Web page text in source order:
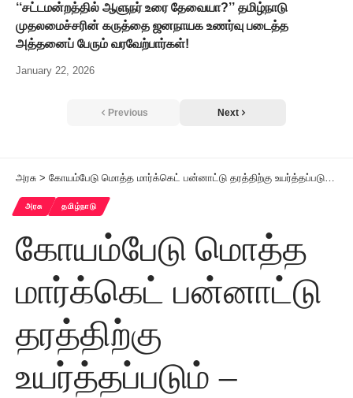
‘‘சட்டமன்றத்தில் ஆளுநர் உரை தேவையா?’’ தமிழ்நாடு
முதலமைச்சரின் கருத்தை ஜனநாயக உணர்வு படைத்த
அத்தனைப் பேரும் வரவேற்பார்கள்!
January 22, 2026
Previous Next
அரசு > கோயம்பேடு மொத்த மார்க்கெட் பன்னாட்டு தரத்திற்கு உயர்த்தப்படும் – அமைச்சர் பி.கே.சேகர்பாபு அறிவிப்பு
அரசு தமிழ்நாடு
கோயம்பேடு மொத்த
மார்க்கெட் பன்னாட்டு
தரத்திற்கு
உயர்த்தப்படும் –